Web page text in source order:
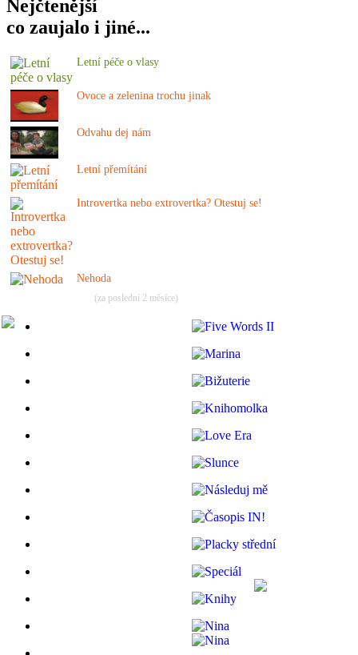
Nejčtenější
co zaujalo i jiné...
Letní péče o vlasy
Ovoce a zelenina trochu jinak
Odvahu dej nám
Letní přemítání
Introvertka nebo extrovertka? Otestuj se!
Nehoda
(za poslední 2 měsíce)